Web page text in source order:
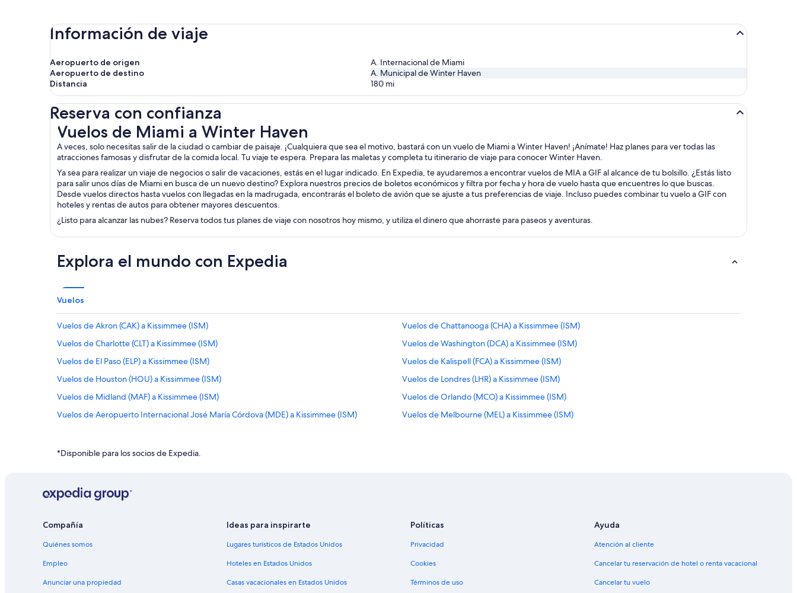
Información de viaje
Aeropuerto de origen
A. Internacional de Miami
Aeropuerto de destino
A. Municipal de Winter Haven
Distancia
180 mi
Reserva con confianza
Vuelos de Miami a Winter Haven
A veces, solo necesitas salir de la ciudad o cambiar de paisaje. ¡Cualquiera que sea el motivo, bastará con un vuelo de Miami a Winter Haven! ¡Anímate! Haz planes para ver todas las
atracciones famosas y disfrutar de la comida local. Tu viaje te espera. Prepara las maletas y completa tu itinerario de viaje para conocer Winter Haven.
Ya sea para realizar un viaje de negocios o salir de vacaciones, estás en el lugar indicado. En Expedia, te ayudaremos a encontrar vuelos de MIA a GIF al alcance de tu bolsillo. ¿Estás listo
para salir unos días de Miami en busca de un nuevo destino? Explora nuestros precios de boletos económicos y filtra por fecha y hora de vuelo hasta que encuentres lo que buscas.
Desde vuelos directos hasta vuelos con llegadas en la madrugada, encontrarás el boleto de avión que se ajuste a tus preferencias de viaje. Incluso puedes combinar tu vuelo a GIF con
hoteles y rentas de autos para obtener mayores descuentos.
¿Listo para alcanzar las nubes? Reserva todos tus planes de viaje con nosotros hoy mismo, y utiliza el dinero que ahorraste para paseos y aventuras.
Vuelos de Miami a Winter Haven
Explora el mundo con Expedia
Vuelos
Vuelos de Akron (CAK) a Kissimmee (ISM)
Vuelos de Chattanooga (CHA) a Kissimmee (ISM)
Vuelos de Charlotte (CLT) a Kissimmee (ISM)
Vuelos de Washington (DCA) a Kissimmee (ISM)
Vuelos de El Paso (ELP) a Kissimmee (ISM)
Vuelos de Kalispell (FCA) a Kissimmee (ISM)
Vuelos de Houston (HOU) a Kissimmee (ISM)
Vuelos de Londres (LHR) a Kissimmee (ISM)
Vuelos de Midland (MAF) a Kissimmee (ISM)
Vuelos de Orlando (MCO) a Kissimmee (ISM)
Vuelos de Aeropuerto Internacional José María Córdova (MDE) a Kissimmee (ISM)
Vuelos de Melbourne (MEL) a Kissimmee (ISM)
Vuelos de Richmond (RIC) a Kissimmee (ISM)
Vuelos de Tampa (TPA) a Kissimmee (ISM)
Vuelos de Yap (YAP) a Kissimmee (ISM)
Vuelos de Durango (AMK) a Lakeland (LAL)
Vuelos de Atlanta (ATL) a Lakeland (LAL)
*Disponible para los socios de Expedia.
Compañía
Quiénes somos
Empleo
Anunciar una propiedad
Ideas para inspirarte
Lugares turísticos de Estados Unidos
Hoteles en Estados Unidos
Casas vacacionales en Estados Unidos
Políticas
Privacidad
Cookies
Términos de uso
Ayuda
Atención al cliente
Cancelar tu reservación de hotel o renta vacacional
Cancelar tu vuelo